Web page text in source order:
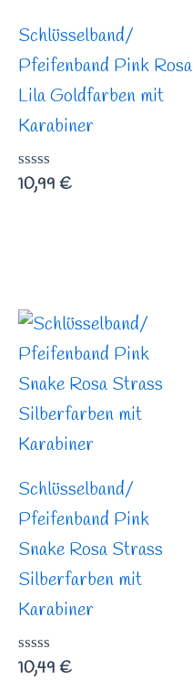
Schlüsselband/
Pfeifenband Pink Rosa
Lila Goldfarben mit
Karabiner
Bewertet
mit
10,99 €
Schlüsselband/
Pfeifenband Pink
Snake Rosa Strass
Silberfarben mit
Karabiner
Bewertet
10,49 €